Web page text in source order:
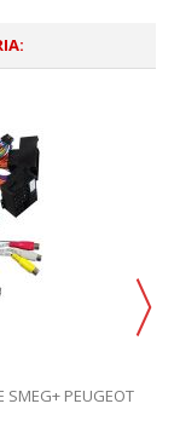
SMEG+ PEUGEOT